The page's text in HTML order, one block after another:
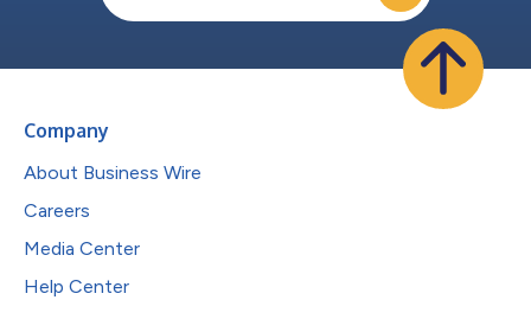
Company
About Business Wire
Careers
Media Center
Help Center